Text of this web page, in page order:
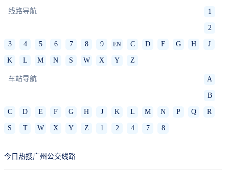
线路导航 1
2
3 4 5 6 7 8 9 EN C D F G H J
K L M N S W X Y Z
车站导航 A
B
C D E F G H J K L M N P Q R
S T W X Y Z 1 2 4 7 8
今日热搜广州公交线路